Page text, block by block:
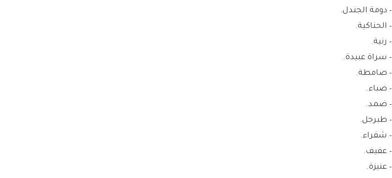
– دومة الجندل.
– الحناكية.
– رنية.
– سراة عبيدة.
– صامطة.
– ضباء.
– ضمد.
– طبرجل.
– شقراء.
– عفيف.
– عنيزة.